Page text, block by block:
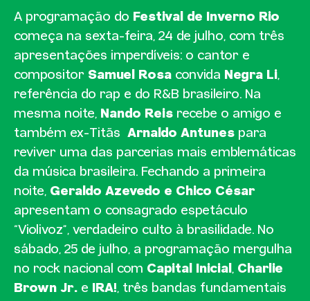
A programação do Festival de Inverno Rio
começa na sexta-feira, 24 de julho, com três
apresentações imperdíveis: o cantor e
compositor Samuel Rosa convida Negra Li,
referência do rap e do R&B brasileiro. Na
mesma noite, Nando Reis recebe o amigo e
também ex-Titãs Arnaldo Antunes para
reviver uma das parcerias mais emblemáticas
da música brasileira. Fechando a primeira
noite, Geraldo Azevedo e Chico César
apresentam o consagrado espetáculo
“Violivoz”, verdadeiro culto à brasilidade. No
sábado, 25 de julho, a programação mergulha
no rock nacional com Capital Inicial , Charlie
Brown Jr. e IRA!, três bandas fundamentais